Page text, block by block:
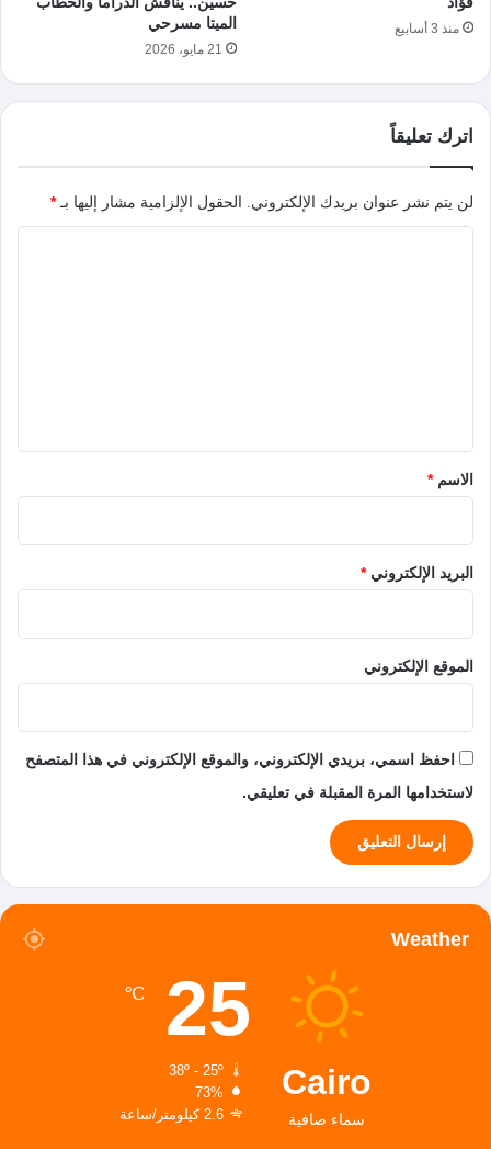
منذ 3 أسابيع
الميتا مسرحي
21 مايو، 2026
اترك تعليقاً
لن يتم نشر عنوان بريدك الإلكتروني. الحقول الإلزامية مشار إليها بـ*
*الاسم*
البريد الإلكتروني*
الموقع الإلكتروني
احفظ اسمي، بريدي الإلكتروني، والموقع الإلكتروني في هذا المتصفح
لاستخدامها المرة المقبلة في تعليقي.
Weather
Cairo
سماء صافية
25
℃
73%
2.6 كيلومتر/ساعة